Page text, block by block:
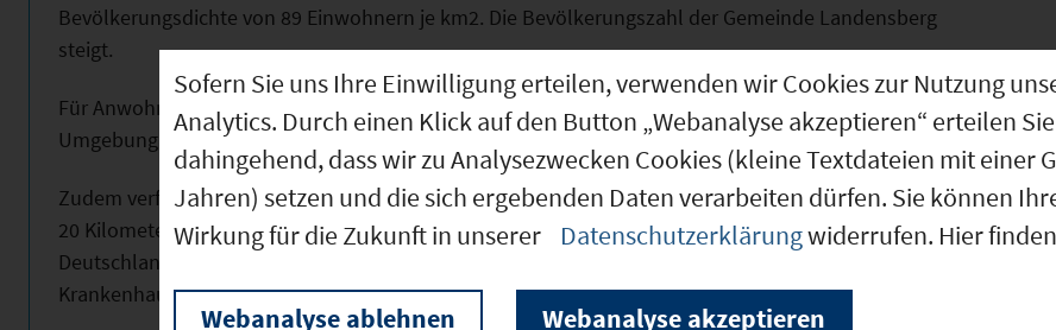
Bevölkerungsdichte von 89 Einwohnern je km2. Die Bevölkerungszahl der Gemeinde Landensberg
steigt.
Für Anwohner und Besucher der Gemeinde sind ein Natur- und Barfußpark, Ausflüge in die
Umgebung und etliche Rad- und Wanderwege anziehende Freizeitangebote.
Zudem verfügt die Gemeinde Landensberg über einen Kindergarten und zwei Kirchen. In der circa
20 Kilometer entfernten Kreisstadt Günzburg, vor allem bekannt durch das LEGOLAND
Deutschland, befinden sich zusätzliche kulturelle, touristische und schulische Angebote sowie ein
Krankenhaus.
Sofern Sie uns Ihre Einwilligung erteilen, verwenden wir Cookies zur Nutzung
Analytics. Durch einen Klick auf den Button „Webanalyse akzeptieren“ erteilen
dahingehend, dass wir zu Analysezwecken Cookies (kleine Textdateien mit einer
Jahren) setzen und die sich ergebenden Daten verarbeiten dürfen. Sie können
Wirkung für die Zukunft in unserer
Datenschutzerklärungwiderrufen. Hier
Webanalyse ablehnen Webanalyse akzeptieren